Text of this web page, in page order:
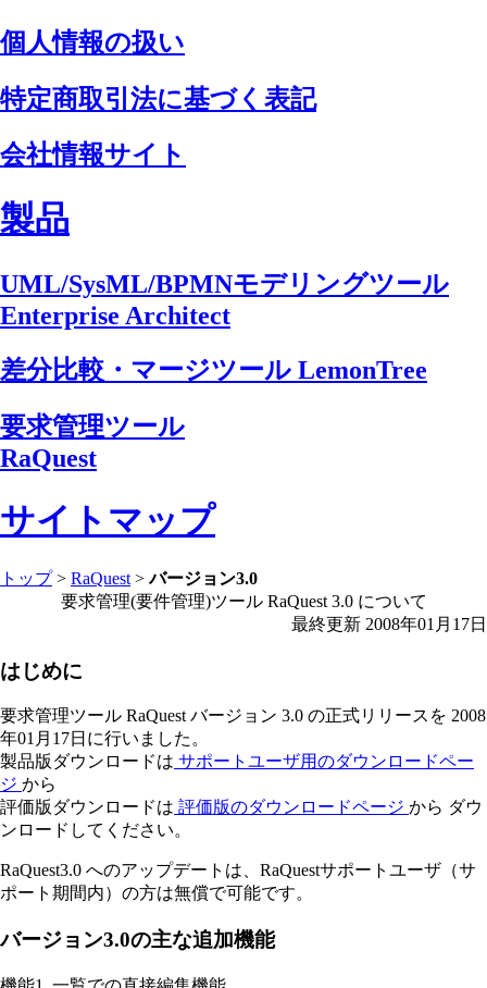
個人情報の扱い
特定商取引法に基づく表記
会社情報サイト
製品
UML/SysML/BPMNモデリングツール
Enterprise Architect
差分比較・マージツール LemonTree
要求管理ツール
RaQuest
サイトマップ
トップ> RaQuest >バージョン3.0
要求管理(要件管理)ツール RaQuest 3.0 について
最終更新 2008年01月17日
はじめに
要求管理ツール RaQuest バージョン 3.0 の正式リリースを 2008
年01月17日に行いました。
製品版ダウンロードは サポートユーザ用のダウンロードペー
ジ から
評価版ダウンロードは 評価版のダウンロードページ から ダウ
ンロードしてください。
RaQuest3.0 へのアップデートは、RaQuestサポートユーザ（サ
ポート期間内）の方は無償で可能です。
バージョン3.0の主な追加機能